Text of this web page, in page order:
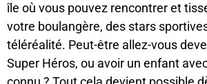
île où vous pouvez rencontrer et
votre boulangère, des stars
téléréalité. Peut-être allez-vous
Super Héros, ou avoir un enfant